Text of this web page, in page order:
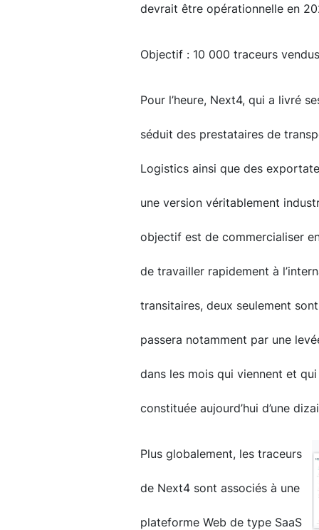
devrait être opérationnelle en
Objectif : 10 000 traceurs
Pour l’heure, Next4, qui a livré
séduit des prestataires de
Logistics ainsi que des
une version véritablement
objectif est de commercialiser
de travailler rapidement à
transitaires, deux seulement
passera notamment par une
dans les mois qui viennent et
constituée aujourd’hui d’une
Plus globalement, les traceurs
de Next4 sont associés à une
plateforme Web de type SaaS